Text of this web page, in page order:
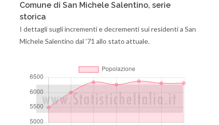
Comune di San Michele Salentino, serie
storica
I dettagli sugli incrementi e decrementi sui residenti a San
Michele Salentino dal '71 allo stato attuale.